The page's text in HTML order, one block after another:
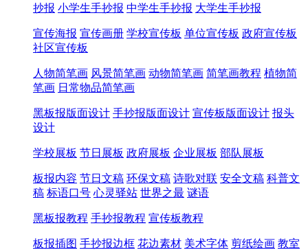
抄报 小学生手抄报 中学生手抄报 大学生手抄报
宣传海报 宣传画册 学校宣传板 单位宣传板 政府宣传板
社区宣传板
人物简笔画 风景简笔画 动物简笔画 简笔画教程 植物简
笔画 日常物品简笔画
黑板报版面设计 手抄报版面设计 宣传板版面设计 报头
设计
学校展板 节日展板 政府展板 企业展板 部队展板
板报内容 节日文稿 环保文稿 诗歌对联 安全文稿 科普文
稿 标语口号 心灵驿站 世界之最 谜语
黑板报教程 手抄报教程 宣传板教程
板报插图 手抄报边框 花边素材 美术字体 剪纸绘画 教室